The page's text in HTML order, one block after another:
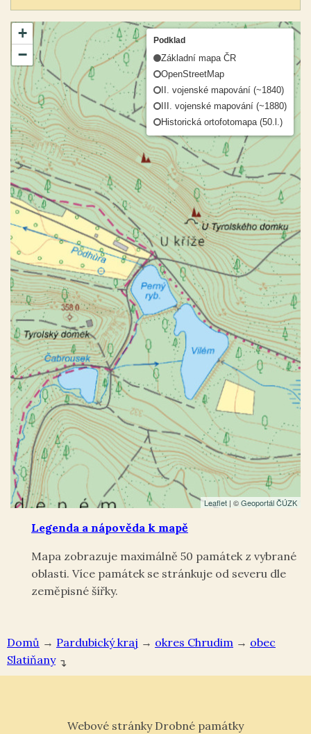
Domů → Pardubický kraj → okres Chrudim →
Slatiňany ↴
+
−
Leaflet | ©Geoportál ČÚZK
Podklad
Základní mapa ČR
OpenStreetMap
II. vojenské mapování (~1840)
III. vojenské mapování (~1880)
Historická ortofotomapa (50.l.)
Legenda a nápověda k mapě
Mapa zobrazuje maximálně 50 památek z vybrané
oblasti. Více památek se stránkuje od severu dle
zeměpisné šířky.
Webové stránky Drobné památky